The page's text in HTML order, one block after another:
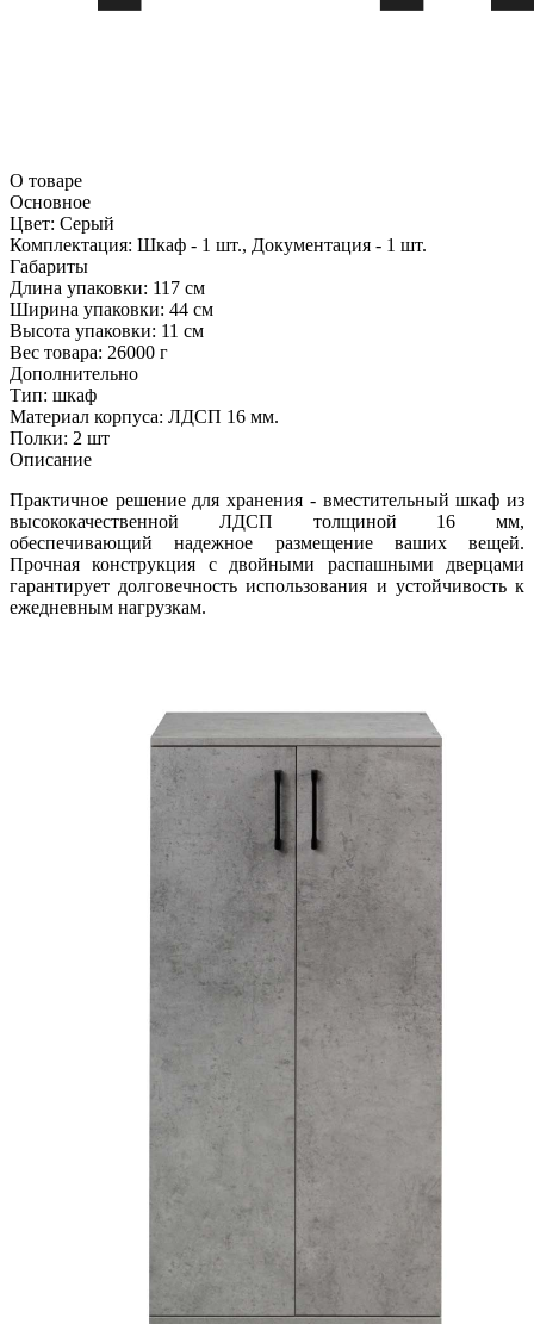
О товаре
Основное
Цвет: Серый
Комплектация: Шкаф - 1 шт., Документация - 1 шт.
Габариты
Длина упаковки: 117 см
Ширина упаковки: 44 см
Высота упаковки: 11 см
Вес товара: 26000 г
Дополнительно
Тип: шкаф
Материал корпуса: ЛДСП 16 мм.
Полки: 2 шт
Описание
Практичное решение для хранения - вместительный шкаф из
высококачественной ЛДСП толщиной 16 мм,
обеспечивающий надежное размещение ваших вещей.
Прочная конструкция с двойными распашными дверцами
гарантирует долговечность использования и устойчивость к
ежедневным нагрузкам.